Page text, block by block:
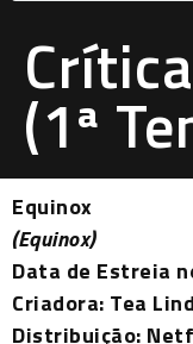
(1ª
Equinox
(Equinox)
Data de Estreia
Criadora: Tea
Distribuição: